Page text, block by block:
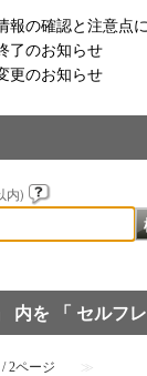
報の確認と注意点
了のお知らせ
更のお知らせ
内)
内を 「 セルフ
/ 2ページ ≫